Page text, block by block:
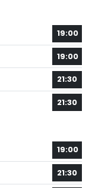
19:00
19:00
21:30
21:30
19:00
21:30